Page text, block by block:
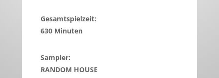
Gesamtspielzeit:
630 Minuten
Sampler:
RANDOM HOUSE